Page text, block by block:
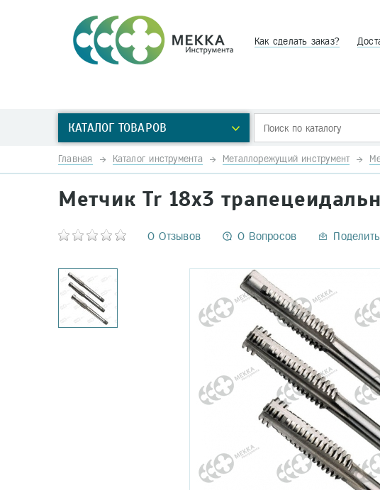
Как сделать заказ?
КАТАЛОГ ТОВАРОВ
Главная Каталог инструмента Металлорежущий инструмент
Метчик Tr 18х3
0 Отзывов 0 Вопросов